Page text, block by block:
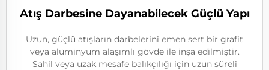
Atış Darbesine Dayanabilecek Güçlü Yapı
Uzun, güçlü atışların darbelerini emen sert bir grafit
veya alüminyum alaşımlı gövde ile inşa edilmiştir.
Sahil veya uzak mesafe balıkçılığı için uzun süreli